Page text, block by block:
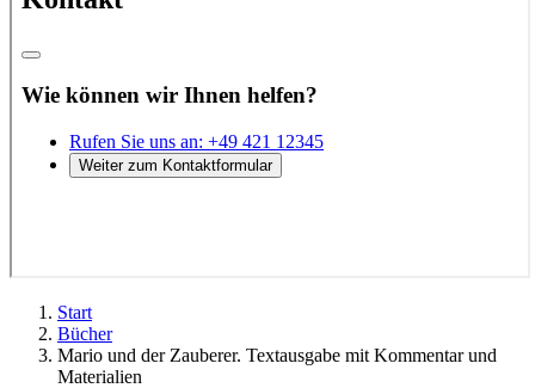
Start
Bücher
Mario und der Zauberer. Textausgabe mit Kommentar und
Materialien